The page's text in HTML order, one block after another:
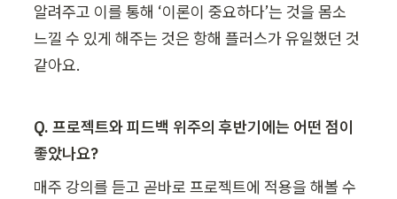
알려주고 이를 통해 ‘이론이 중요하다’는 것을 몸소
느낄 수 있게 해주는 것은 항해 플러스가 유일했던 것
같아요.
Q. 프로젝트와 피드백 위주의 후반기에는 어떤 점이
좋았나요?
매주 강의를 듣고 곧바로 프로젝트에 적용을 해볼 수